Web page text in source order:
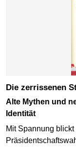
Die zerrissenen
Alte Mythen und neue Werte - ein Land kämpft um seine
Identität
Mit Spannung